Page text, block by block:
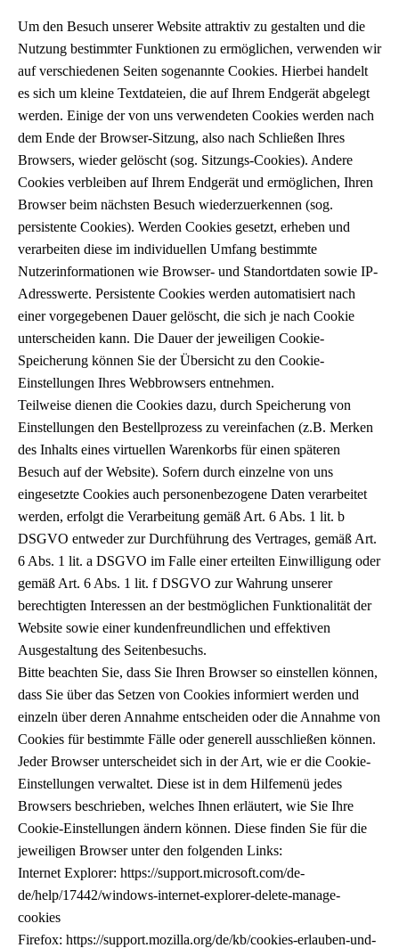
Um den Besuch unserer Website attraktiv zu gestalten und die
Nutzung bestimmter Funktionen zu ermöglichen, verwenden wir
auf verschiedenen Seiten sogenannte Cookies. Hierbei handelt
es sich um kleine Textdateien, die auf Ihrem Endgerät abgelegt
werden. Einige der von uns verwendeten Cookies werden nach
dem Ende der Browser-Sitzung, also nach Schließen Ihres
Browsers, wieder gelöscht (sog. Sitzungs-Cookies). Andere
Cookies verbleiben auf Ihrem Endgerät und ermöglichen, Ihren
Browser beim nächsten Besuch wiederzuerkennen (sog.
persistente Cookies). Werden Cookies gesetzt, erheben und
verarbeiten diese im individuellen Umfang bestimmte
Nutzerinformationen wie Browser- und Standortdaten sowie IP-
Adresswerte. Persistente Cookies werden automatisiert nach
einer vorgegebenen Dauer gelöscht, die sich je nach Cookie
unterscheiden kann. Die Dauer der jeweiligen Cookie-
Speicherung können Sie der Übersicht zu den Cookie-
Einstellungen Ihres Webbrowsers entnehmen.
Teilweise dienen die Cookies dazu, durch Speicherung von
Einstellungen den Bestellprozess zu vereinfachen (z.B. Merken
des Inhalts eines virtuellen Warenkorbs für einen späteren
Besuch auf der Website). Sofern durch einzelne von uns
eingesetzte Cookies auch personenbezogene Daten verarbeitet
werden, erfolgt die Verarbeitung gemäß Art. 6 Abs. 1 lit. b
DSGVO entweder zur Durchführung des Vertrages, gemäß Art.
6 Abs. 1 lit. a DSGVO im Falle einer erteilten Einwilligung oder
gemäß Art. 6 Abs. 1 lit. f DSGVO zur Wahrung unserer
berechtigten Interessen an der bestmöglichen Funktionalität der
Website sowie einer kundenfreundlichen und effektiven
Ausgestaltung des Seitenbesuchs.
Bitte beachten Sie, dass Sie Ihren Browser so einstellen können,
dass Sie über das Setzen von Cookies informiert werden und
einzeln über deren Annahme entscheiden oder die Annahme von
Cookies für bestimmte Fälle oder generell ausschließen können.
Jeder Browser unterscheidet sich in der Art, wie er die Cookie-
Einstellungen verwaltet. Diese ist in dem Hilfemenü jedes
Browsers beschrieben, welches Ihnen erläutert, wie Sie Ihre
Cookie-Einstellungen ändern können. Diese finden Sie für die
jeweiligen Browser unter den folgenden Links:
Internet Explorer: https://support.microsoft.com/de-
de/help/17442/windows-internet-explorer-delete-manage-
cookies
Firefox: https://support.mozilla.org/de/kb/cookies-erlauben-und-